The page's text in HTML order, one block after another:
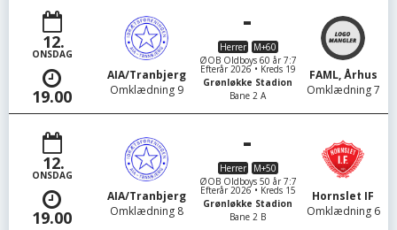
12.
ONSDAG
19.00
AIA/Tranbjerg
Omklædning 9
-
Herrer
M+60
ØOB Oldboys 60 år 7:7
Efterår 2026 • Kreds 19
Grønløkke Stadion
Bane 2 A
FAML, Århus
Omklædning 7
12.
ONSDAG
19.00
AIA/Tranbjerg
Omklædning 8
-
Herrer
M+50
ØOB Oldboys 50 år 7:7
Efterår 2026 • Kreds 15
Grønløkke Stadion
Bane 2 B
Hornslet IF
Omklædning 6